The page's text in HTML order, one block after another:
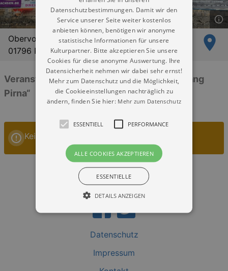
Obervogelgesang Nr. 22
01796 Pirna
Veranstaltungen: „Festzelt Obervogelgesang
Pirna“
Keine Veranstaltungen
Datenschutz
Impressum
Datenschutzbestimmungen. Damit wir den
Service unserer Seite weiter kostenlos
anbieten können, benötigen wir anonyme
statistische Informationen für unsere
Kulturpartner. Bitte akzeptieren Sie unsere
Cookies für diese anonyme Auswertung. Ihre
Datensicherheit nehmen wir dabei sehr ernst!
Mehr zum Datenschutz und die Möglichkeit,
die Cookieeinstellungen nachträglich zu
ändern, finden Sie hier: Mehr zum Datenschutz
ESSENTIELL PERFORMANCE
ALLE COOKIES AKZEPTIEREN
ESSENTIELLE
DETAILS ANZEIGEN
Essentiell Performance
Essentielle Cookies werden für die
gebraucht. Zum Beispiel für das Login in Ihren